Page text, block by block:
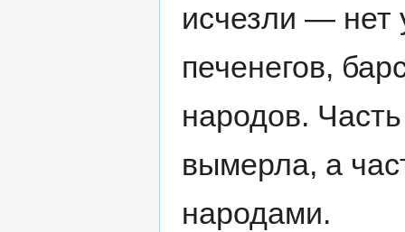
исчезли — нет
печенегов,
народов.
вымерла, а
народами.